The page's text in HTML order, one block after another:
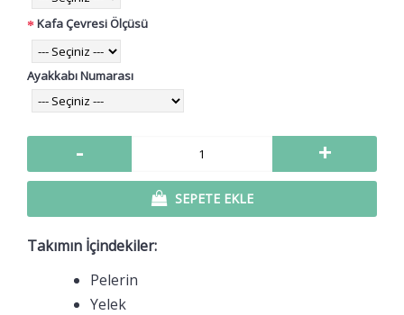
Kafa Çevresi Ölçüsü
Ayakkabı Numarası
- +
SEPETE EKLE
Takımın İçindekiler:
Pelerin
Yelek